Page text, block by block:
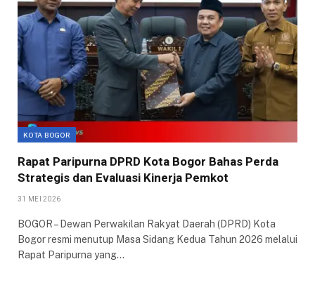
KOTA BOGOR
Rapat Paripurna DPRD Kota Bogor Bahas Perda
Strategis dan Evaluasi Kinerja Pemkot
31 MEI 2026
BOGOR – Dewan Perwakilan Rakyat Daerah (DPRD) Kota
Bogor resmi menutup Masa Sidang Kedua Tahun 2026 melalui
Rapat Paripurna yang…